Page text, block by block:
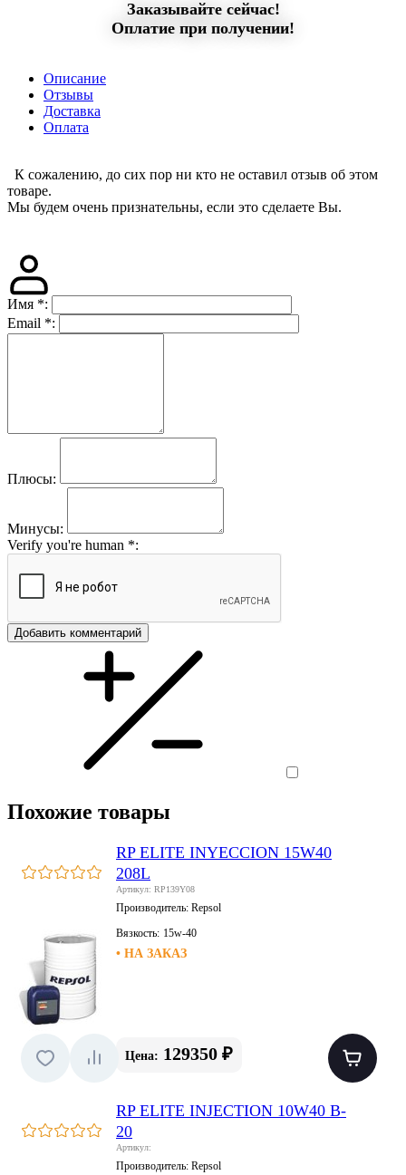
Заказывайте сейчас!
Оплатие при получении!
Описание
Отзывы
Доставка
Оплата
К сожалению, до сих пор ни кто не оставил отзыв об этом
товаре.
Мы будем очень признательны, если это сделаете Вы.
Имя *:
Email *:
Плюсы:
Минусы:
Verify you're human *:
Добавить комментарий
Похожие товары
RP ELITE INYECCION 15W40
208L
Артикул: RP139Y08
Производитель: Repsol
Вязкость: 15w-40
• НА ЗАКАЗ
Цена: 129350 ₽
RP ELITE INJECTION 10W40 B-
20
Артикул:
Производитель: Repsol